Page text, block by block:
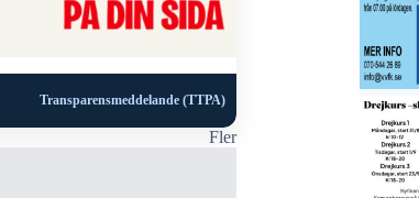
Transparensmeddelande (TTPA)
Fler